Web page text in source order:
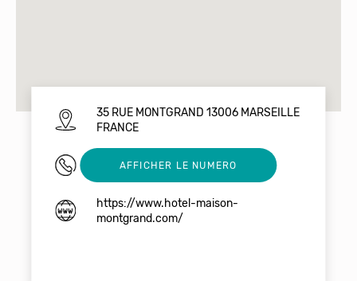
35 RUE MONTGRAND 13006 MARSEILLE
FRANCE
0491003522
AFFICHER LE NUMERO
https://www.hotel-maison-
montgrand.com/